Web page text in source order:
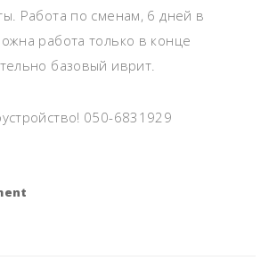
Работа по сменам, 6 дней в
работа только в конце
базовый иврит.
050-6831929